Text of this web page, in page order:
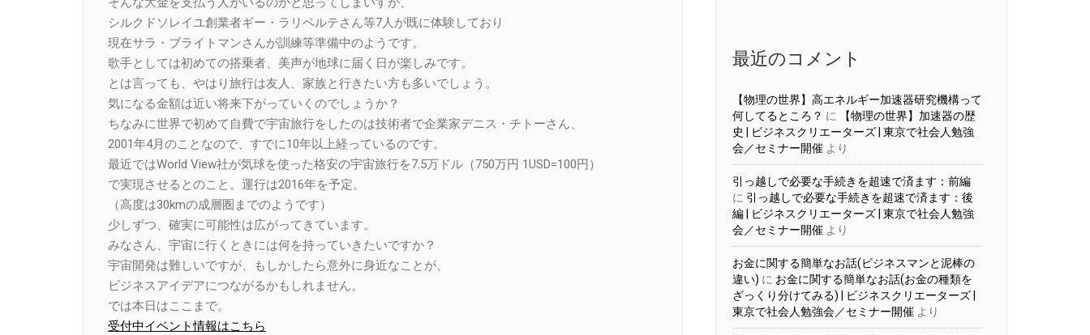
シルクドソレイユ創業者ギー・ラリベルテさん等7人が既に体験しており
現在サラ・ブライトマンさんが訓練等準備中のようです。
歌手としては初めての搭乗者、美声が地球に届く日が楽しみです。
とは言っても、やはり旅行は友人、家族と行きたい方も多いでしょう。
気になる金額は近い将来下がっていくのでしょうか？
ちなみに世界で初めて自費で宇宙旅行をしたのは技術者で企業家デニス・チトーさん、
2001年4月のことなので、すでに10年以上経っているのです。
最近ではWorld View社が気球を使った格安の宇宙旅行を7.5万ドル（750万円 1USD=100円）
で実現させるとのこと。運行は2016年を予定。
（高度は30kmの成層圏までのようです）
少しずつ、確実に可能性は広がってきています。
みなさん、宇宙に行くときには何を持っていきたいですか？
宇宙開発は難しいですが、もしかしたら意外に身近なことが、
ビジネスアイデアにつながるかもしれません。
では本日はここまで。
受付中イベント情報はこちら
最近のコメント
【物理の世界】高エネルギー加速器研究機構って
何してるところ？ に
【物理の世界】加速器の歴
史 | ビジネスクリエーターズ | 東京で社会人勉強
会／セミナー開催 より
引っ越しで必要な手続きを超速で済ます：前編
に 引っ越しで必要な手続きを超速で済ます：後
編 | ビジネスクリエーターズ | 東京で社会人勉強
会／セミナー開催 より
お金に関する簡単なお話(ビジネスマンと泥棒の
違い) に お金に関する簡単なお話(お金の種類を
ざっくり分けてみる) | ビジネスクリエーターズ |
東京で社会人勉強会／セミナー開催 より